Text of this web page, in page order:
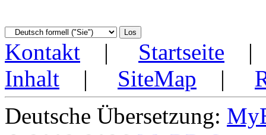
Kontakt | Startseite
Inhalt | SiteMap |
Deutsche Übersetzung: